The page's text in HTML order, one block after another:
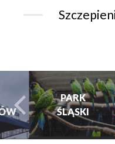
PARK
ŚLĄSKI